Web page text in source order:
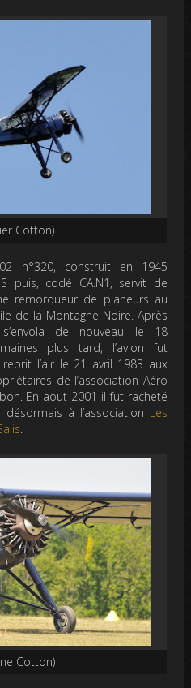
Cotton)
n°320, construit en 1945
puis, codé CA.N1, servit de
remorqueur de planeurs au
de la Montagne Noire. Après
de nouveau le 18
plus tard, l’avion fut
l’air le 21 avril 1983 aux
de l’association Aéro
En aout 2001 il fut racheté
à l’association Les
.
Cotton)